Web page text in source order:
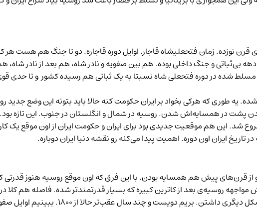
قرن نوزده. زمان فتحعلیشاه قاجار. اوایل دوره قاجاره. دو تا جنگ هم
بی‌ثباتی و جنگ داخلی بوده. هم بین صفویه و نادر شاه، هم بعد از نادر شاه،
مسلط شده در دوره فتحعلی شاه نسبتا به یک ثباتی هم رسیده کشور و تا
یه طوری که هرکی بخواد بر ایران حکومت کنه حالا باید بتونه این وضع جدید
اومدن پشت در همسایه‌اش شدن. روسیه در شمال و انگلستان در جنوب. این تازه
شد. این هم موقعیت جدیدی بود برای ایران و حکومت ایران از اون موقع یک
ایران اون دوره. اهمیت پیدا می‌کنه رو نقشه دنیا ایران دوباره.
و از قرن‌های پیش هم همسایه بودن. با این فرق که اون موقع روسیه هنوز قدرتی
روسیه‌ی بعد از کاترین کبیره که بسیار قدرتمندتر شده. فاصله هم کلا
چند سال عقب‌تر حالا از ۱۸۰۰. ببینیم اوایل صفویه داستان ایران و روسیه چه بود.